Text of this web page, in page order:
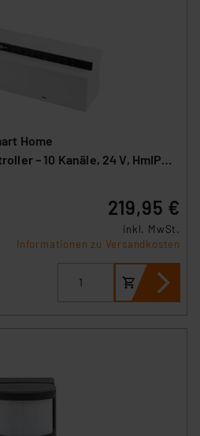
Home
– 10 Kanäle, 24 V, HmIPW-
219,95 €
inkl. MwSt.
Informationen zu Versandkosten